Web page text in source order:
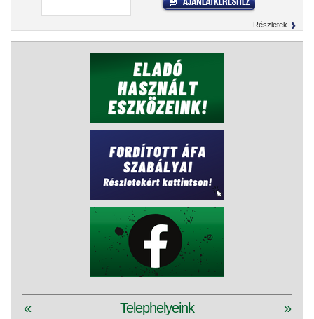
Részletek
Telephelyeink
« »